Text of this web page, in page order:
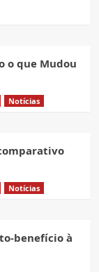
o que Mudou
Notícias
Notícias
benefício à